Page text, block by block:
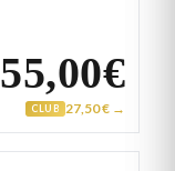
55,00€
CLUB 27,50 € →